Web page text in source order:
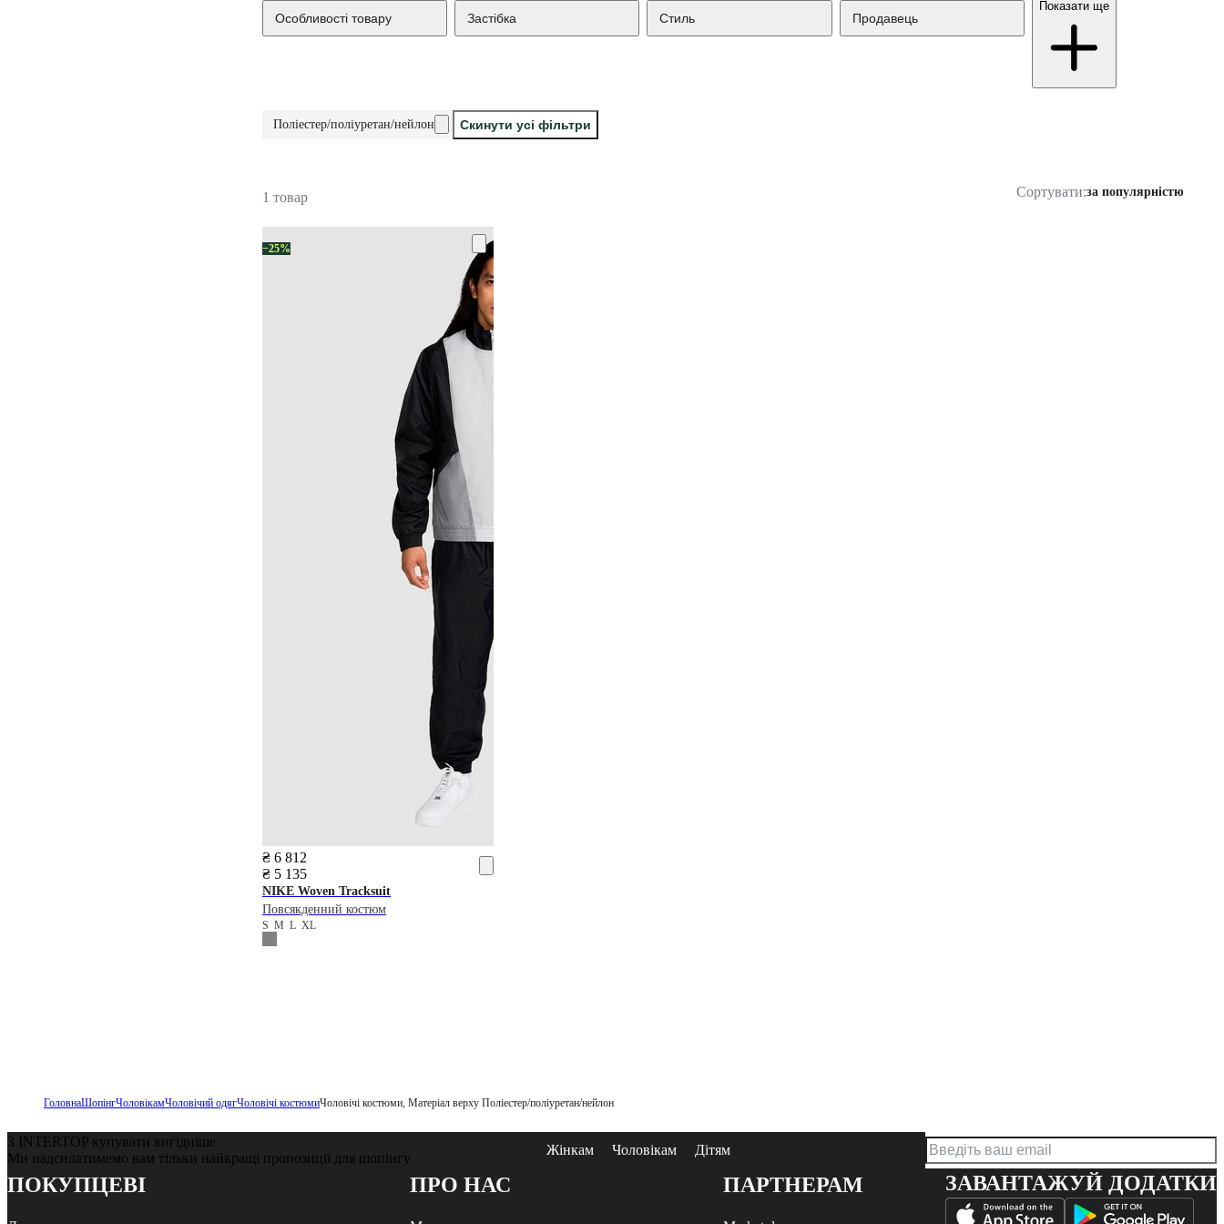
Особливості товару Застібка Стиль Продавець
Показати ще
Поліестер/поліуретан/нейлон Скинути усі фільтри
1 товар Сортувати:за популярністю
−25%
₴ 6 812
₴ 5 135
NIKE Woven Tracksuit
Повсякденний костюм
S M L XL
ГоловнаШопінгЧоловікамЧоловічий одягЧоловічі костюмиЧоловічі костюми, Матеріал верху Поліестер/поліуретан/нейлон
З INTERTOP купувати вигідніше
Ми надсилатимемо вам тільки найкращі пропозиції для шопінгу
Жінкам Чоловікам Дітям
ПОКУПЦЕВІ ПРО НАС ПАРТНЕРАМ ЗАВАНТАЖУЙ ДОДАТКИ